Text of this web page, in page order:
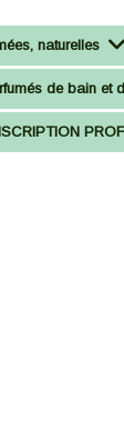
naturelles
de bain et